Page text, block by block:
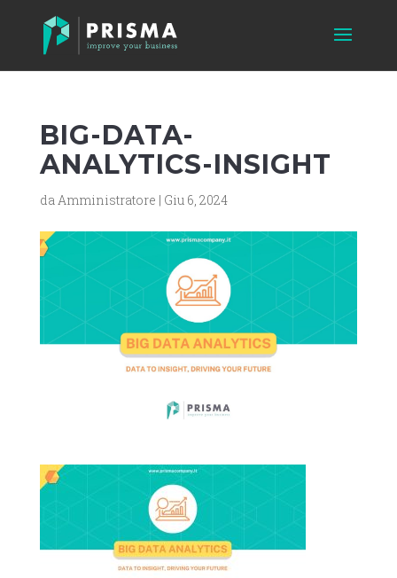
BIG-DATA-
ANALYTICS-INSIGHT
daAmministratore | Giu 6, 2024